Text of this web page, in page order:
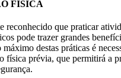
FÍSICA
reconhecido que praticar
pode trazer grandes
máximo destas práticas é
física prévia, que permitirá a